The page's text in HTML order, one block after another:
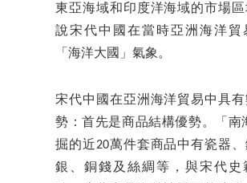
東亞海域和印度洋海域的市場
說宋代中國在當時亞洲海洋貿
「海洋大國」氣象。
宋代中國在亞洲海洋貿易中具
勢：首先是商品結構優勢。「南
掘的近20萬件套商品中有瓷器
銀、銅錢及絲綢等，與宋代史